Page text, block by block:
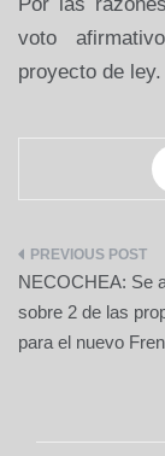
voto
proyecto de ley.
de
entradas
NECOCHEA: Se
sobre 2 de las
para el nuevo